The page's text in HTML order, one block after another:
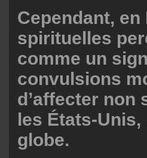
Cependant,
spirituelles
comme un
convulsions
d’affecter non
les États-
globe.